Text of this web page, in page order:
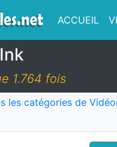
ACCUEIL
1.764 fois
les catégories de